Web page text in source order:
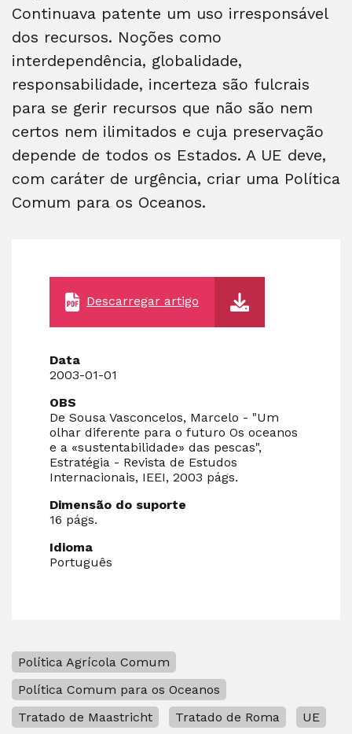
Continuava patente um uso irresponsável
dos recursos. Noções como
interdependência, globalidade,
responsabilidade, incerteza são fulcrais
para se gerir recursos que não são nem
certos nem ilimitados e cuja preservação
depende de todos os Estados. A UE deve,
com caráter de urgência, criar uma Política
Comum para os Oceanos.
Descarregar artigo
Data
2003-01-01
OBS
De Sousa Vasconcelos, Marcelo - "Um
olhar diferente para o futuro Os oceanos
e a «sustentabilidade» das pescas",
Estratégia - Revista de Estudos
Internacionais, IEEI, 2003 págs.
Dimensão do suporte
16 págs.
Idioma
Português
Política Agrícola Comum
Política Comum para os Oceanos
Tratado de Maastricht
Tratado de Roma UE